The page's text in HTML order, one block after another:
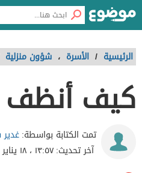
الرئيسية / الأسرة ، شؤون منزلية
كيف أنظف
تمت الكتابة بواسطة:
آخر تحديث:١٣:٥٧ ، ١٨ يناير ٢٠٢١